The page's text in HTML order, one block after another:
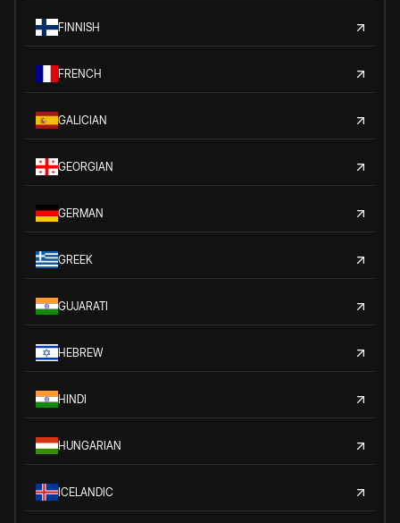
FINNISH
FRENCH
GALICIAN
GEORGIAN
GERMAN
GREEK
GUJARATI
HEBREW
HINDI
HUNGARIAN
ICELANDIC